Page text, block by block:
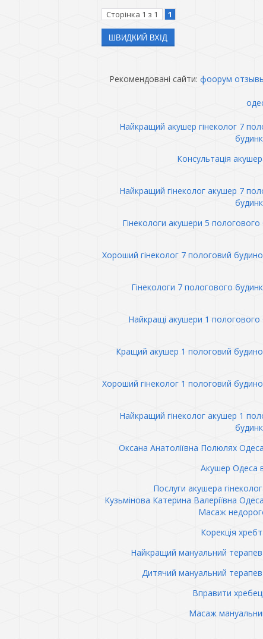
Сторінка 1 з 1
1
Рекомендовані сайти: фоорум
Найкращий акушер гінеколог 7
Консультація
Найкращий гінеколог акушер 7
Гінекологи акушери 5 пологового
Хороший гінеколог 7 пологовий
Гінекологи 7 пологового
Найкращі акушери 1 пологового
Кращий акушер 1 пологовий
Хороший гінеколог 1 пологовий
Найкращий гінеколог акушер 1
Оксана Анатоліївна Полюлях Одеса
Акушер Одеса
Послуги акушера
Кузьмінова Катерина Валеріївна Одеса
Масаж
Корекція
Найкращий мануальний
Дитячий мануальний
Вправити
Масаж